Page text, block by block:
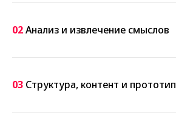
02Анализ и извлечение смыслов
03 Структура, контент и прототип